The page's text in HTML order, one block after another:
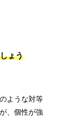
ょう
ような対等
、個性が強